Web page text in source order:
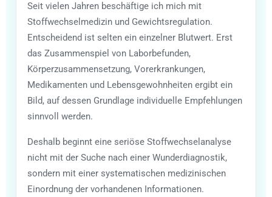
Seit vielen Jahren beschäftige ich mich mit
Stoffwechselmedizin und Gewichtsregulation.
Entscheidend ist selten ein einzelner Blutwert. Erst
das Zusammenspiel von Laborbefunden,
Körperzusammensetzung, Vorerkrankungen,
Medikamenten und Lebensgewohnheiten ergibt ein
Bild, auf dessen Grundlage individuelle Empfehlungen
sinnvoll werden.
Deshalb beginnt eine seriöse Stoffwechselanalyse
nicht mit der Suche nach einer Wunderdiagnostik,
sondern mit einer systematischen medizinischen
Einordnung der vorhandenen Informationen.